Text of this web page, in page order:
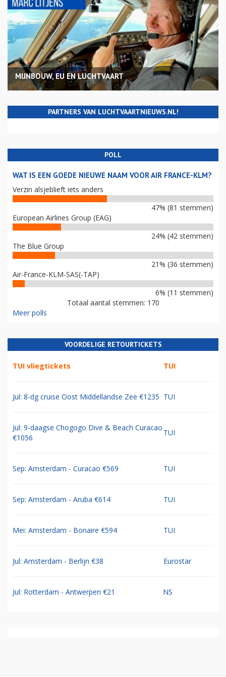
MIJNBOUW, EU EN LUCHTVAART
PARTNERS VAN LUCHTVAARTNIEUWS.NL!
POLL
WAT IS EEN GOEDE NIEUWE NAAM VOOR AIR FRANCE-KLM?
Verzin alsjeblieft iets anders
47% (81 stemmen)
European Airlines Group (EAG)
24% (42 stemmen)
The Blue Group
21% (36 stemmen)
Air-France-KLM-SAS(-TAP)
6% (11 stemmen)
Totaal aantal stemmen: 170
Meer polls
VOORDELIGE RETOURTICKETS
TUI vliegtickets TUI
Jul: 8-dg cruise Oost Middellandse Zee €1235 TUI
Jul: 9-daagse Chogogo Dive & Beach Curacao
€1056
TUI
Sep: Amsterdam - Curacao €569 TUI
Sep: Amsterdam - Aruba €614 TUI
Mei: Amsterdam - Bonaire €594 TUI
Jul: Amsterdam - Berlijn €38 Eurostar
Jul: Rotterdam - Antwerpen €21 NS